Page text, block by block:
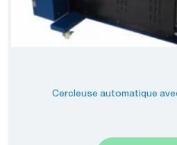
Cercleuse automatique